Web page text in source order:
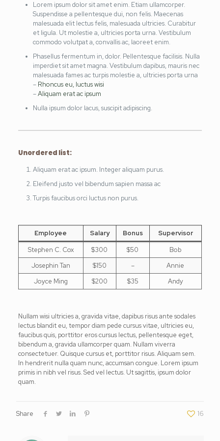
Lorem ipsum dolor sit amet enim. Etiam ullamcorper.
Suspendisse a pellentesque dui, non felis. Maecenas
malesuada elit lectus felis, malesuada ultricies. Curabitur
et ligula. Ut molestie a, ultricies porta urna. Vestibulum
commodo volutpat a, convallis ac, laoreet enim.
Phasellus fermentum in, dolor. Pellentesque facilisis. Nulla
imperdiet sit amet magna. Vestibulum dapibus, mauris nec
malesuada fames ac turpis molestie a, ultricies porta urna
– Rhoncus eu, luctus wisi
–Aliquam erat ac ipsum
Nulla ipsum dolor lacus, suscipit adipiscing.
Unordered list:
Aliquam erat ac ipsum. Integer aliquam purus.
Eleifend justo vel bibendum sapien massa ac
Turpis faucibus orci luctus non purus.
Employee Salary Bonus
Supervisor
Stephen C. Cox
$300 $50
Bob
Josephin Tan
$150 –
Annie
Joyce Ming
$200 $35 Andy
Nullam wisi ultricies a, gravida vitae, dapibus risus ante sodales
lectus blandit eu, tempor diam pede cursus vitae, ultricies eu,
faucibus quis, porttitor eros cursus lectus, pellentesque eget,
bibendum a, gravida ullamcorper quam. Nullam viverra
consectetuer. Quisque cursus et, porttitor risus. Aliquam sem.
In hendrerit nulla quam nunc, accumsan congue. Lorem ipsum
primis in nibh vel risus. Sed vel lectus. Ut sagittis, ipsum dolor
quam.
Share 16